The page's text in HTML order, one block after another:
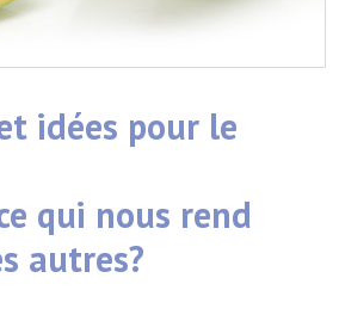
idées pour le
qui nous rend
autres?